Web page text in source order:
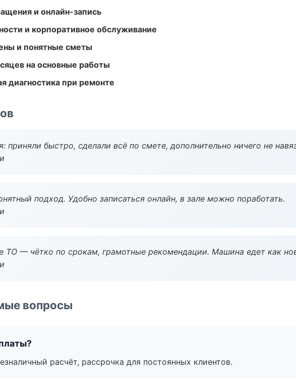
и онлайн-запись
и корпоративное обслуживание
и понятные сметы
на основные работы
диагностика при ремонте
приняли быстро, сделали всё по смете, дополнительно ничего не
подход. Удобно записаться онлайн, в зале можно поработать.
ТО — чётко по срокам, грамотные рекомендации. Машина едет как
вопросы
расчёт, рассрочка для постоянных клиентов.